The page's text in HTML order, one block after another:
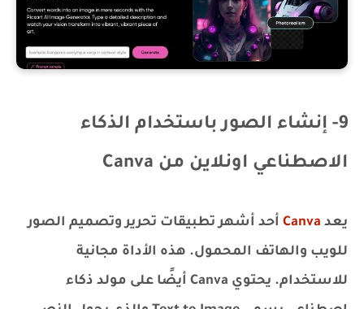
9- إنشاء الصور باستخدام الذكاء
الاصطناعي اونلاين من Canva
يعد Canva أحد أشهر تطبيقات تحرير وتصميم الصور
للويب والهاتف المحمول. هذه الأداة مجانية
للاستخدام. يحتوي Canva أيضًا على مولد ذكاء